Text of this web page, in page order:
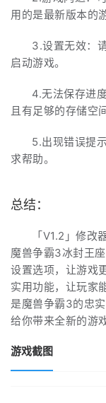
用的是最新版本的
3.设置无效：
启动游戏。
4.无法保存进
且有足够的存储空间
5.出现错误提
求帮助。
总结：
「V1.2」修
魔兽争霸3冰封王
设置选项，让游戏
实用功能，让玩家
是魔兽争霸3的忠
给你带来全新的游
游戏截图